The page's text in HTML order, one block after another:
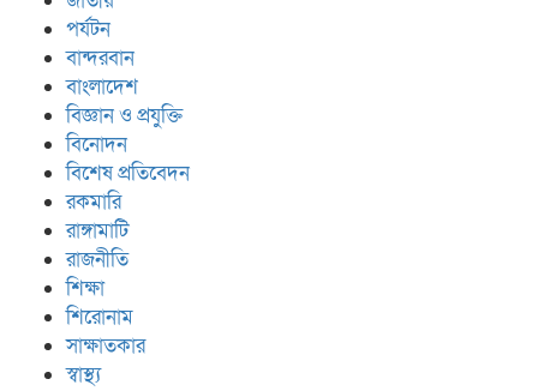
পর্যটন
বান্দরবান
বাংলাদেশ
বিজ্ঞান ও প্রযুক্তি
বিনোদন
বিশেষ প্রতিবেদন
রকমারি
রাঙ্গামাটি
রাজনীতি
শিক্ষা
শিরোনাম
সাক্ষাতকার
স্বাস্থ্য